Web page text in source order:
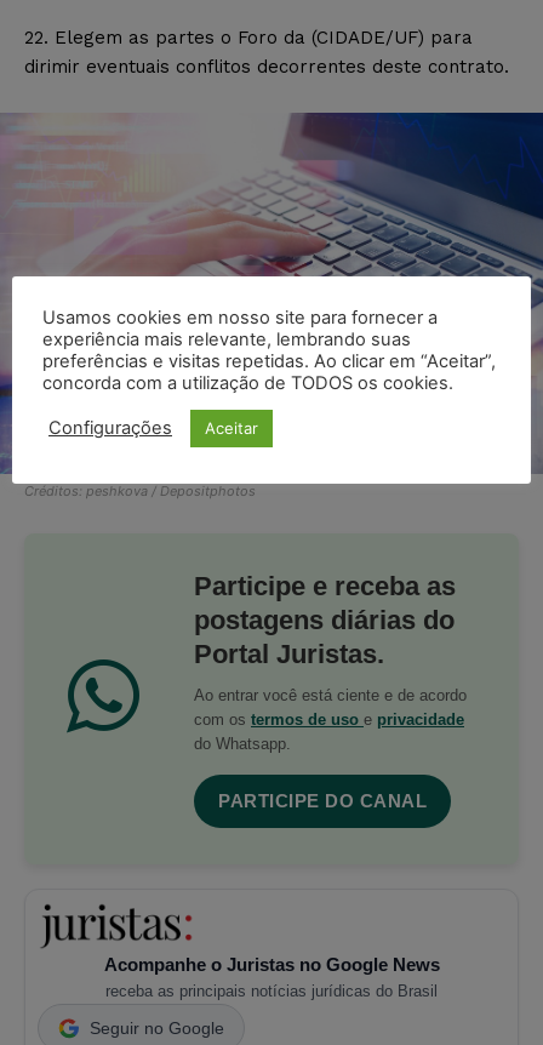
22. Elegem as partes o Foro da (CIDADE/UF) para
dirimir eventuais conflitos decorrentes deste contrato.
Créditos: peshkova / Depositphotos
Participe e receba as
postagens diárias do
Portal Juristas.
Ao entrar você está ciente e de acordo
com os termos de uso e privacidade
do Whatsapp.
PARTICIPE DO CANAL
Acompanhe o Juristas no Google News
receba as principais notícias jurídicas do Brasil
Seguir no Google
Usamos cookies em nosso site para fornecer a
experiência mais relevante, lembrando suas
preferências e visitas repetidas. Ao clicar em “Aceitar”,
concorda com a utilização de TODOS os cookies.
Configurações Aceitar